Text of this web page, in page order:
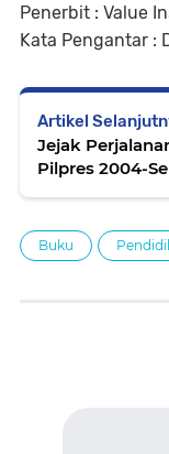
Penerbit : Value
Kata Pengantar :
Artikel
Jejak
Pilpres 2004-
Buku